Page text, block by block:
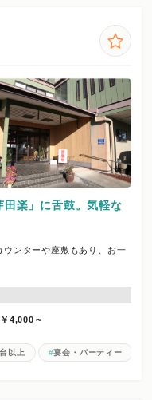
田楽」に舌鼓。気軽な
ンターや座敷もあり、お一
￥4,000～
以上 宴会・パーティー